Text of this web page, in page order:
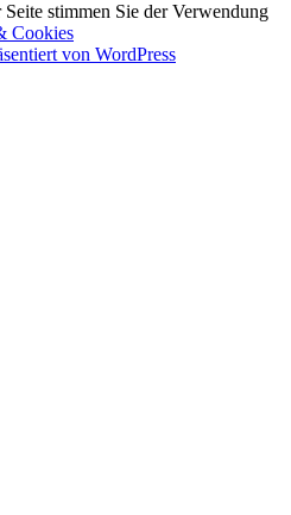
stimmen Sie der Verwendung
Cookies
von WordPress